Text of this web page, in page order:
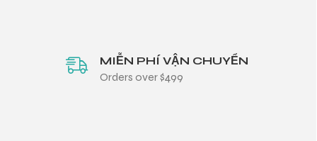
MIỄN PHÍ VẬN CHUYỂN
Orders over $499